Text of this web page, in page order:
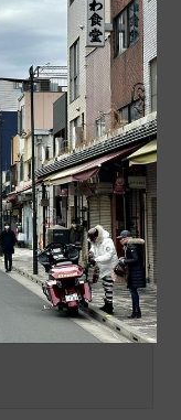
人が引けるのが早
す。 #マナーを...